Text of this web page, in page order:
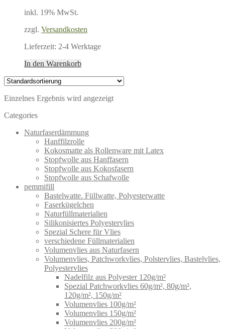
inkl. 19% MwSt.
zzgl. Versandkosten
Lieferzeit: 2-4 Werktage
In den Warenkorb
Einzelnes Ergebnis wird angezeigt
Categories
Naturfaserdämmung
Hanffilzrolle
Kokosmatte als Rollenware mit Latex
Stopfwolle aus Hanffasern
Stopfwolle aus Kokosfasern
Stopfwolle aus Schafwolle
pemmifill
Bastelwatte. Füllwatte, Polyesterwatte
Faserkügelchen
Naturfüllmaterialien
Silikonisiertes Polyestervlies
Spezial Schere für Vlies
verschiedene Füllmaterialien
Volumenvlies aus Naturfasern
Volumenvlies, Patchworkvlies, Polstervlies, Bastelvlies,
Polyestervlies
Nadelfilz aus Polyester 120g/m²
Spezial Patchworkvlies 60g/m², 80g/m²,
120g/m², 150g/m²
Volumenvlies 100g/m²
Volumenvlies 150g/m²
Volumenvlies 200g/m²